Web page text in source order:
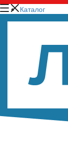
Каталог